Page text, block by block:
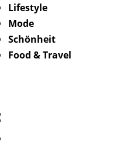
Lifestyle
Mode
Schönheit
Food & Travel